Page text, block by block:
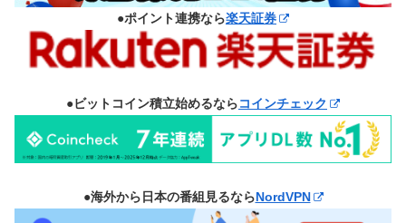
●ポイント連携なら楽天証券
●ビットコイン積立始めるならコインチェック
●海外から日本の番組見るならNordVPN